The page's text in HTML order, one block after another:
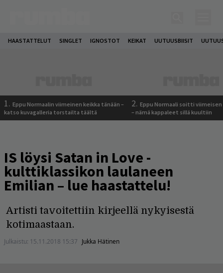
HAASTATTELUT SINGLET IGNOSTOT KEIKAT UUTUUSBIISIT
1. Eppu Normaalin viimeinen keikka tänään –
katso kuvagalleria torstailta täältä
2. Eppu Normaali soitti viimeisen
– nämä kappaleet sillä kuultiin
IS löysi Satan in Love -
kulttiklassikon laulaneen
Emilian – lue haastattelu!
Artisti tavoitettiin kirjeellä nykyisestä
kotimaastaan.
Julkaistu: 15.11.2018 15:37 Jukka Hätinen